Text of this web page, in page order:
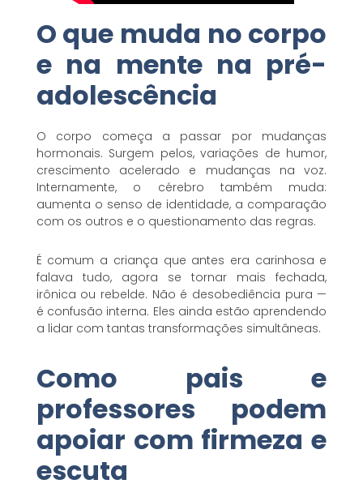
O que muda no corpo
e na mente na pré-
adolescência
O corpo começa a passar por mudanças
hormonais. Surgem pelos, variações de humor,
crescimento acelerado e mudanças na voz.
Internamente, o cérebro também muda:
aumenta o senso de identidade, a comparação
com os outros e o questionamento das regras.
É comum a criança que antes era carinhosa e
falava tudo, agora se tornar mais fechada,
irônica ou rebelde. Não é desobediência pura —
é confusão interna. Eles ainda estão aprendendo
a lidar com tantas transformações simultâneas.
Como pais e
professores podem
apoiar com firmeza e
escuta